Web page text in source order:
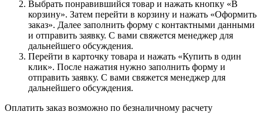
Выбрать понравившийся товар и нажать кнопку «В
корзину». Затем перейти в корзину и нажать «Оформить
заказ». Далее заполнить форму с контактными данными
и отправить заявку. С вами свяжется менеджер для
дальнейшего обсуждения.
Перейти в карточку товара и нажать «Купить в один
клик». После нажатия нужно заполнить форму и
отправить заявку. С вами свяжется менеджер для
дальнейшего обсуждения.
Оплатить заказ возможно по безналичному расчету